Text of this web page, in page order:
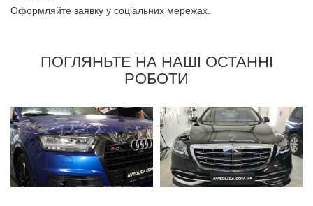
Оформляйте заявку у соціальних мережах.
ПОГЛЯНЬТЕ НА НАШІ ОСТАННІ
РОБОТИ